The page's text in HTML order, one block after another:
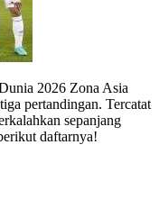
2026 Zona Asia
pertandingan. Tercatat
sepanjang
daftarnya!